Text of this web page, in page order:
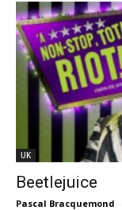
UK
Beetlejuice
Pascal Bracquemond -